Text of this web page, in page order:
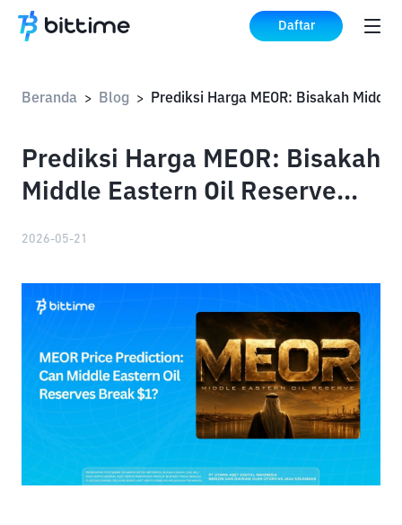
Daftar
Beranda > Blog >
Prediksi Harga MEOR: Bisakah
Middle Eastern Oil Reserve
2026-05-21